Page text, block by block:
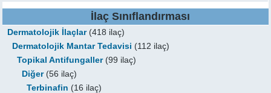
İlaç Sınıflandırması
Dermatolojik İlaçlar(418 ilaç)
Dermatolojik Mantar Tedavisi (112 ilaç)
Topikal Antifungaller(99 ilaç)
Diğer(56 ilaç)
Terbinafin (16 ilaç)